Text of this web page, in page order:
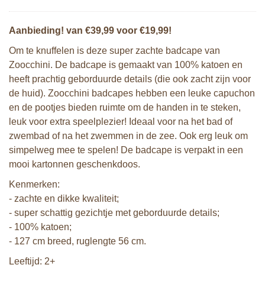
Aanbieding! van €39,99 voor €19,99!
Om te knuffelen is deze super zachte badcape van
Zoocchini. De badcape is gemaakt van 100% katoen en
heeft prachtig geborduurde details (die ook zacht zijn voor
de huid). Zoocchini badcapes hebben een leuke capuchon
en de pootjes bieden ruimte om de handen in te steken,
leuk voor extra speelplezier! Ideaal voor na het bad of
zwembad of na het zwemmen in de zee. Ook erg leuk om
simpelweg mee te spelen! De badcape is verpakt in een
mooi kartonnen geschenkdoos.
Kenmerken:
- zachte en dikke kwaliteit;
- super schattig gezichtje met geborduurde details;
- 100% katoen;
- 127 cm breed, ruglengte 56 cm.
Leeftijd: 2+